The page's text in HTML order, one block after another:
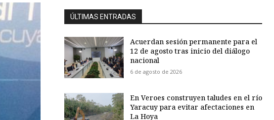
ÚLTIMAS ENTRADAS
Acuerdan sesión permanente para el
12 de agosto tras inicio del diálogo
nacional
6 de agosto de 2026
En Veroes construyen taludes en el río
Yaracuy para evitar afectaciones en
La Hoya